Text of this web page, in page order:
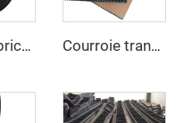
Prix de fabricant de courroie transporteuse industrielle, courroie transporteuse en caoutchouc à nervures EP250 robuste pour exploitation minière Courroie transporteuse en caoutchouc à surface rugueuse